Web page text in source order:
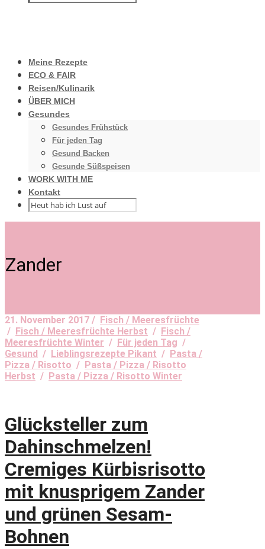
Meine Rezepte
ECO & FAIR
Reisen/Kulinarik
ÜBER MICH
Gesundes
Gesundes Frühstück
Für jeden Tag
Gesund Backen
Gesunde Süßspeisen
WORK WITH ME
Kontakt
Zander
21. November 2017 / Fisch / Meeresfrüchte
/ Fisch / Meeresfrüchte Herbst / Fisch /
Meeresfrüchte Winter / Für jeden Tag /
Gesund / Lieblingsrezepte Pikant / Pasta /
Pizza / Risotto / Pasta / Pizza / Risotto
Herbst / Pasta / Pizza / Risotto Winter
Glücksteller zum
Dahinschmelzen!
Cremiges Kürbisrisotto
mit knusprigem Zander
und grünen Sesam-
Bohnen